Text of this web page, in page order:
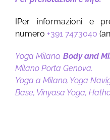
IPer informazioni e
numero +391 7473040
Yoga Milano. Body and
Milano Porta Genova.
Yoga a Milano, Yoga
Base, Vinyasa Yoga,